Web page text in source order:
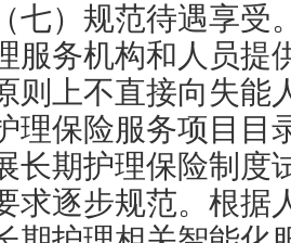
）规范待遇享受。
服务机构和人员提
则上不直接向失能
理保险服务项目目
长期护理保险制度
求逐步规范。根据